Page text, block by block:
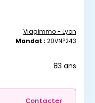
Viagimmo - Lyon
Mandat : 20VNP243
83 ans
Contacter